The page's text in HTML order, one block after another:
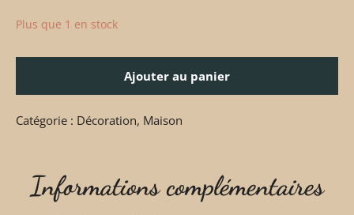
Plus que 1 en stock
Ajouter au panier
Catégorie : Décoration, Maison
Informations complémentaires